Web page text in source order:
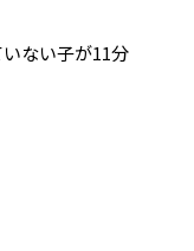
ない子が11分